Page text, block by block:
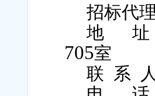
招标代
地
址
705室
联 系